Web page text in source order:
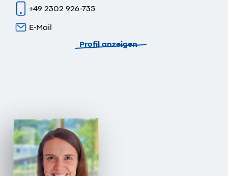
+49 2302 926-735
E-Mail
Profil anzeigen